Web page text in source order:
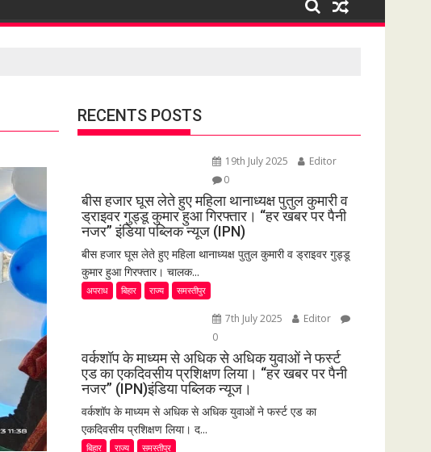
RECENTS POSTS
19th July 2025
Editor
0
बीस हजार घूस लेते हुए महिला थानाध्यक्ष पुतुल कुमारी व
ड्राइवर गुड्डू कुमार हुआ गिरफ्तार। “हर खबर पर पैनी
नजर” इंडिया पब्लिक न्यूज (IPN)
बीस हजार घूस लेते हुए महिला थानाध्यक्ष पुतुल कुमारी व ड्राइवर गुड्डू
कुमार हुआ गिरफ्तार। चालक...
अपराध बिहार राज्य समस्तीपुर
7th July 2025
Editor
0
वर्कशॉप के माध्यम से अधिक से अधिक युवाओं ने फर्स्ट
एड का एकदिवसीय प्रशिक्षण लिया। “हर खबर पर पैनी
नजर” (IPN)इंडिया पब्लिक न्यूज।
वर्कशॉप के माध्यम से अधिक से अधिक युवाओं ने फर्स्ट एड का
एकदिवसीय प्रशिक्षण लिया। द...
बिहार राज्य समस्तीपुर